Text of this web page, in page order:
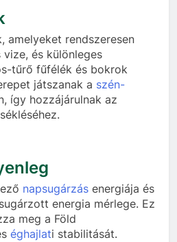
amelyeket rendszeresen
és különleges
tűrő fűfélék és bokrok
játszanak a szén-
így hozzájárulnak az
napsugárzás energiája és
energia mérlege. Ez
meg a Föld
éghajlati stabilitását.